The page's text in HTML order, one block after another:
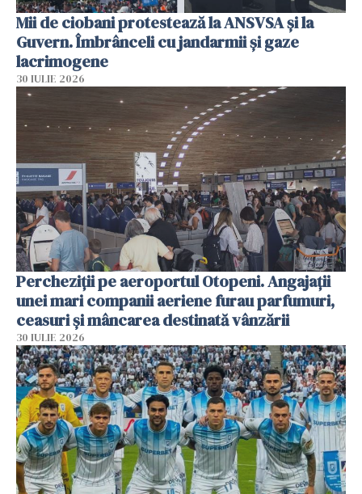
Mii de ciobani protestează la ANSVSA și la
Guvern. Îmbrânceli cu jandarmii și gaze
lacrimogene
30 IULIE 2026
Percheziții pe aeroportul Otopeni. Angajații
unei mari companii aeriene furau parfumuri,
ceasuri și mâncarea destinată vânzării
30 IULIE 2026